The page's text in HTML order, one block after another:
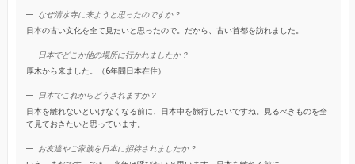
なぜ清水寺に来ようと思ったのですか？
日本の古い文化を全て見たいと思ったので。だから、古い首都を訪れました。
日本でどこか他の場所に行かれましたか？
厚木から来ました。（6年間日本在住）
日本でこれからどうされますか？
日本を離れないといけなくなる前に、日本中を旅行したいですね。見るべきものを全
て見ておきたいと思っています。
お友達やご家族を日本に招待されましたか？